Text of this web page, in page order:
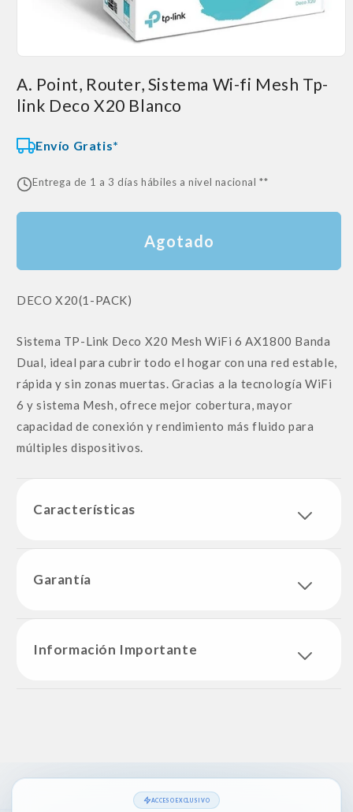
multimedia
modal
A. Point, Router, Sistema Wi-fi Mesh Tp-
link Deco X20 Blanco
Envío Gratis*
Entrega de 1 a 3 días hábiles a nivel nacional **
Agotado
SKU:
DECO X20(1-PACK)
Sistema TP-Link Deco X20 Mesh WiFi 6 AX1800 Banda
Dual, ideal para cubrir todo el hogar con una red estable,
rápida y sin zonas muertas. Gracias a la tecnología WiFi
6 y sistema Mesh, ofrece mejor cobertura, mayor
capacidad de conexión y rendimiento más fluido para
múltiples dispositivos.
Características
Garantía
Información Importante
ACCESO EXCLUSIVO